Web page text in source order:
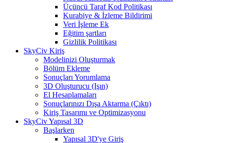
Üçüncü Taraf Kod Politikası
Kurabiye & İzleme Bildirimi
Veri İşleme Ek
Eğitim şartları
Gizlilik Politikası
SkyCiv Kiriş
Modelinizi Oluşturmak
Bölüm Ekleme
Sonuçları Yorumlama
3D Oluşturucu (Işın)
El Hesaplamaları
Sonuçlarınızı Dışa Aktarma (Çıktı)
Kiriş Tasarımı ve Optimizasyonu
SkyCiv Yapısal 3D
Başlarken
Yapısal 3D'ye Giriş